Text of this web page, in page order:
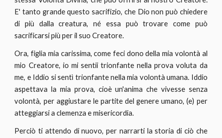
E' tanto grande questo sacrifizio, che Dio non può chiedere
di più dalla creatura, né essa può trovare come può
sacrificarsi più per il suo Creatore.
Ora, figlia mia carissima, come feci dono della mia volontà al
mio Creatore, io mi sentii trionfante nella prova voluta da
me, e Iddio si sentì trionfante nella mia volontà umana. Iddio
aspettava la mia prova, cioè un'anima che vivesse senza
volontà, per aggiustare le partite del genere umano, (e) per
atteggiarsi a clemenza e misericordia.
Perciò ti attendo di nuovo, per narrarti la storia di ciò che